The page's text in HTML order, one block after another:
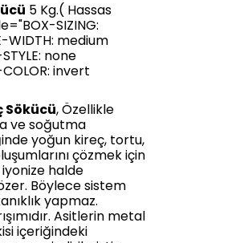
5 Kg.( Hassas
SIZING:
WIDTH: medium
none
invert
Sökücü, Özellikle
ve soğutma
yoğun kireç, tortu,
çözmek için
halde
Böylece sistem
yapmaz.
Asitlerin metal
içeriğindeki